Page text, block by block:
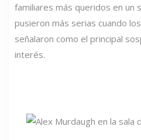
familiares más queridos en un
pusieron más serias cuando
señalaron como el principal
interés.